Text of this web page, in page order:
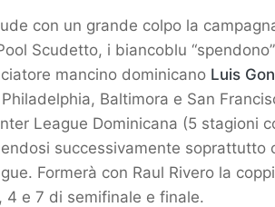
con un grande colpo la
Scudetto, i biancoblu
mancino dominicano Luis
Baltimora e San
League Dominicana (5 stagioni
successivamente
Formerà con Raul Rivero la
4 e 7 di semifinale e finale.